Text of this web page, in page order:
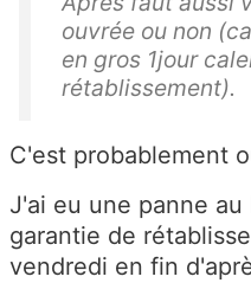
ouvrée ou non
en gros 1jour
rétablissement).
C'est probablement
J'ai eu une panne
garantie de
vendredi en fin